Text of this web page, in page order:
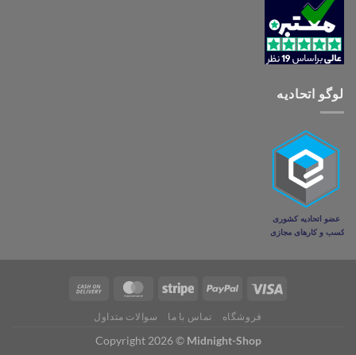
لوگو اتحادیه
فروشگاه تماس با ما سوالات متداول
Copyright 2026 © Midnight-Shop